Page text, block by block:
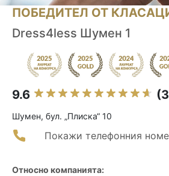
ПОБЕДИТЕЛ ОТ
Dress4less Шумен 1
9.6
Шумен, бул. „Плиска“ 10
Покажи телефонния
Относно компанията: